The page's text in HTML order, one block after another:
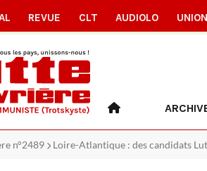
REVUE CLT AUDIOLO
n°2489 Loire-Atlantique : des candidats